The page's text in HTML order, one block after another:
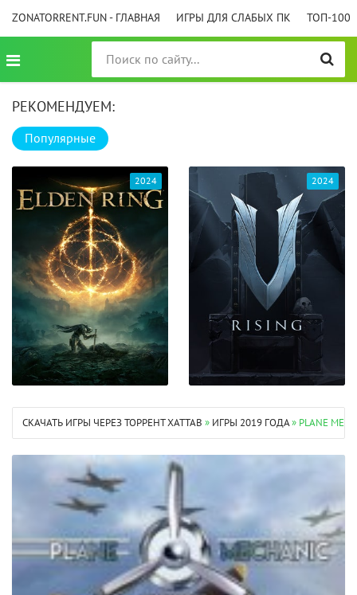
ZONATORRENT.FUN - ГЛАВНАЯ ИГРЫ ДЛЯ СЛАБЫХ ПК ТОП-100
РЕКОМЕНДУЕМ:
Популярные
2024 2024
СКАЧАТЬ ИГРЫ ЧЕРЕЗ ТОРРЕНТ XATTAB » ИГРЫ 2019 ГОДА» PLANE